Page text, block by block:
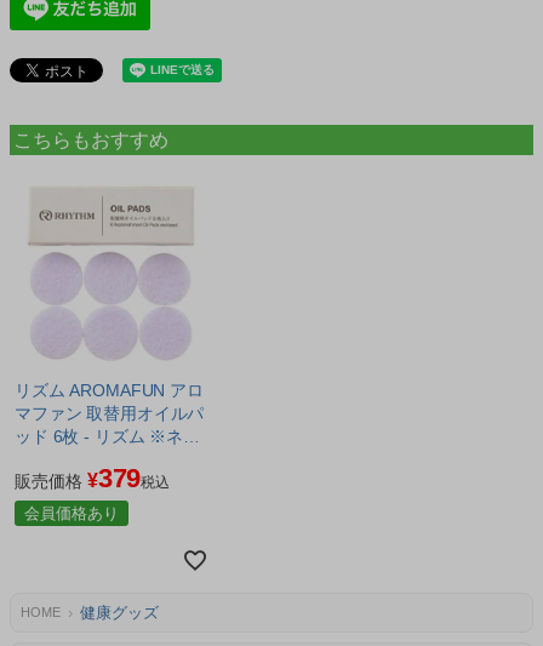
こちらもおすすめ
リズム AROMAFUN アロ
マファン 取替用オイルパ
ッド 6枚 - リズム ※ネコ
販売価格 ¥379税込
会員価格あり
HOME 健康グッズ